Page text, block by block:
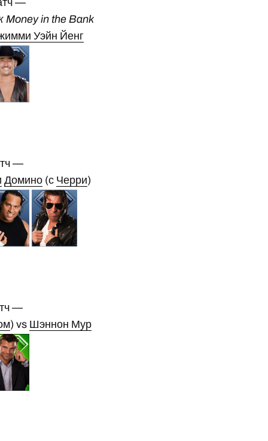
—
in the Bank
Уэйн Йенг
—
Домино (с Черри)
—
) vs Шэннон Мур